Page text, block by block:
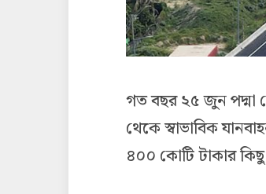
গত বছর ২৫ জুন পদ্মা
থেকে স্বাভাবিক
৪০০ কোটি টাকার